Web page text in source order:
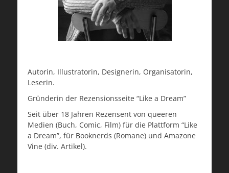
Autorin, Illustratorin, Designerin, Organisatorin,
Leserin.
Gründerin der Rezensionsseite “Like a Dream”
Seit über 18 Jahren Rezensent von queeren
Medien (Buch, Comic, Film) für die Plattform “Like
a Dream”, für Booknerds (Romane) und Amazone
Vine (div. Artikel).